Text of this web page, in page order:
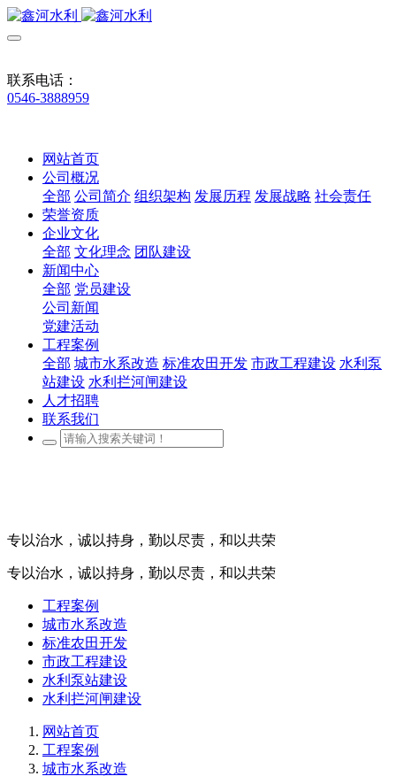
联系电话：
0546-3888959
网站首页
公司概况
全部 公司简介 组织架构 发展历程 发展战略 社会责任
荣誉资质
企业文化
全部 文化理念 团队建设
新闻中心
全部 党员建设
公司新闻
党建活动
工程案例
全部 城市水系改造 标准农田开发 市政工程建设 水利泵
站建设 水利拦河闸建设
人才招聘
联系我们
专以治水，诚以持身，勤以尽责，和以共荣
专以治水，诚以持身，勤以尽责，和以共荣
工程案例
城市水系改造
标准农田开发
市政工程建设
水利泵站建设
水利拦河闸建设
网站首页
工程案例
城市水系改造